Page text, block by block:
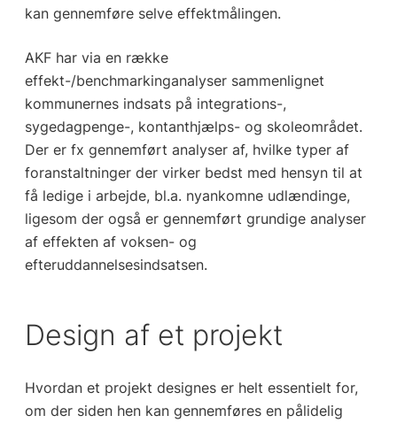
kan gennemføre selve effektmålingen.
AKF har via en række
effekt-/benchmarkinganalyser sammenlignet
kommunernes indsats på integrations-,
sygedagpenge-, kontanthjælps- og skoleområdet.
Der er fx gennemført analyser af, hvilke typer af
foranstaltninger der virker bedst med hensyn til at
få ledige i arbejde, bl.a. nyankomne udlændinge,
ligesom der også er gennemført grundige analyser
af effekten af voksen- og
efteruddannelsesindsatsen.
Design af et projekt
Hvordan et projekt designes er helt essentielt for,
om der siden hen kan gennemføres en pålidelig